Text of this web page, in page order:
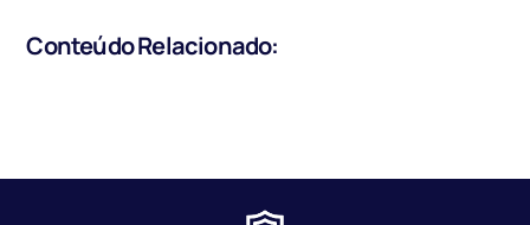
Conteúdo Relacionado: